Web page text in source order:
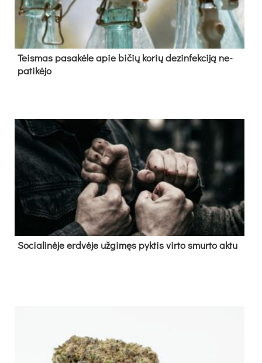
Teis­mas pa­sa­kė­le apie bi­čių ko­rių de­zin­fek­ci­ją ne­
pa­ti­kė­jo
So­cia­li­nė­je erd­vė­je už­gi­męs pyk­tis vir­to smur­to ak­tu